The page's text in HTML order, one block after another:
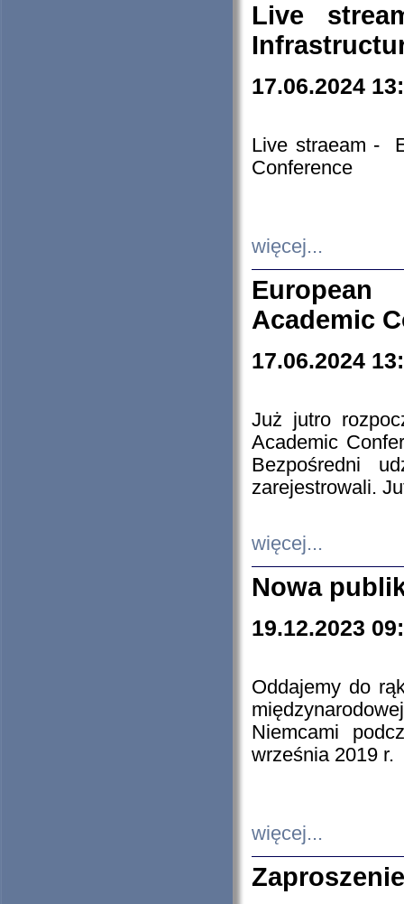
Live
17.06.2024
Live straeam -
Conference
więcej...
European
Academic
17.06.2024
Już jutro
Academic
Bezpośredni
zarejestrowali.
więcej...
Nowa
19.12.2023
Oddajemy do
Niemcami
września 2019 r.
więcej...